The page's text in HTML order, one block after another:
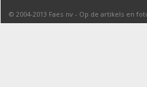
© 2004-2013 Faes nv - Op de artikels en